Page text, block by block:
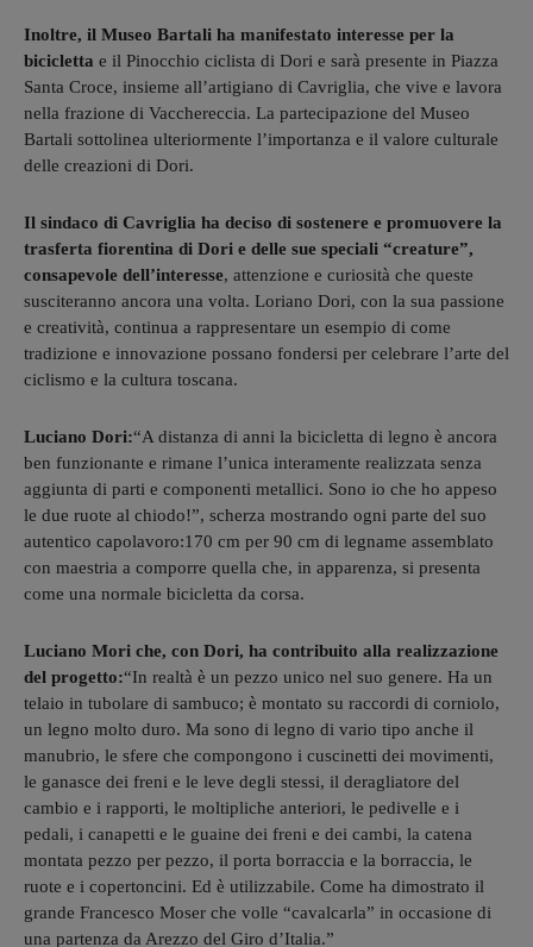
Inoltre, il Museo Bartali ha manifestato interesse per la
bicicletta e il Pinocchio ciclista di Dori e sarà presente in Piazza
Santa Croce, insieme all’artigiano di Cavriglia, che vive e lavora
nella frazione di Vacchereccia. La partecipazione del Museo
Bartali sottolinea ulteriormente l’importanza e il valore culturale
delle creazioni di Dori.
Il sindaco di Cavriglia ha deciso di sostenere e promuovere la
trasferta fiorentina di Dori e delle sue speciali “creature”,
consapevole dell’interesse, attenzione e curiosità che queste
susciteranno ancora una volta. Loriano Dori, con la sua passione
e creatività, continua a rappresentare un esempio di come
tradizione e innovazione possano fondersi per celebrare l’arte del
ciclismo e la cultura toscana.
Luciano Dori:“A distanza di anni la bicicletta di legno è ancora
ben funzionante e rimane l’unica interamente realizzata senza
aggiunta di parti e componenti metallici. Sono io che ho appeso
le due ruote al chiodo!”, scherza mostrando ogni parte del suo
autentico capolavoro:170 cm per 90 cm di legname assemblato
con maestria a comporre quella che, in apparenza, si presenta
come una normale bicicletta da corsa.
Luciano Mori che, con Dori, ha contribuito alla realizzazione
del progetto:“In realtà è un pezzo unico nel suo genere. Ha un
telaio in tubolare di sambuco; è montato su raccordi di corniolo,
un legno molto duro. Ma sono di legno di vario tipo anche il
manubrio, le sfere che compongono i cuscinetti dei movimenti,
le ganasce dei freni e le leve degli stessi, il deragliatore del
cambio e i rapporti, le moltipliche anteriori, le pedivelle e i
pedali, i canapetti e le guaine dei freni e dei cambi, la catena
montata pezzo per pezzo, il porta borraccia e la borraccia, le
ruote e i copertoncini. Ed è utilizzabile. Come ha dimostrato il
grande Francesco Moser che volle “cavalcarla” in occasione di
una partenza da Arezzo del Giro d’Italia.”